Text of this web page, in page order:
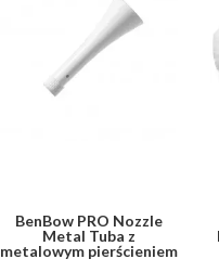
BenBow PRO Nozzle
Metal Tuba z
metalowym pierścieniem